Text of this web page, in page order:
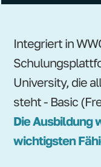
Integriert in
University, die
steht - Basic
Die Ausbildung
wichtigsten